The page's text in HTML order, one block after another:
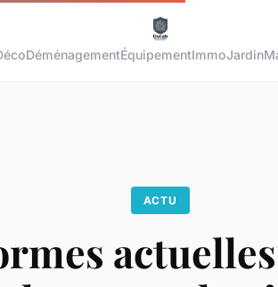
DéménagementÉquipementImmoJardin
ACTU